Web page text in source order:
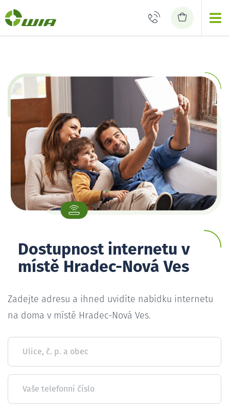
Dostupnost internetu v
místě Hradec-Nová Ves
Zadejte adresu a ihned uvidíte nabídku internetu
na doma v místě Hradec-Nová Ves.
Ulice, č. p. a obec
Vaše telefonní číslo